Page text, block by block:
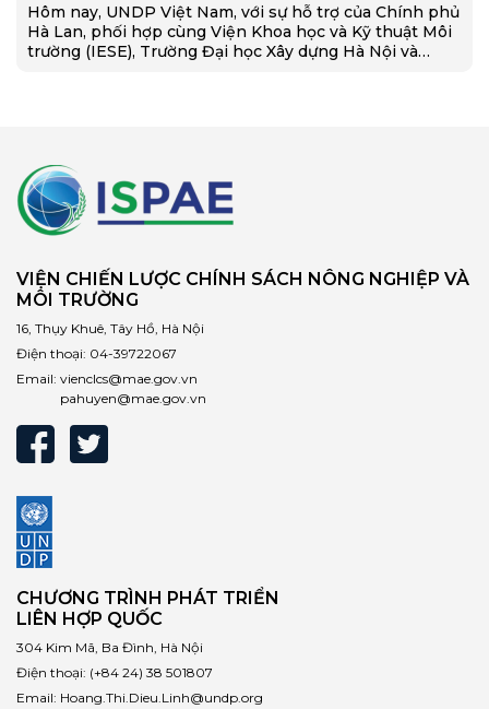
Hôm nay, UNDP Việt Nam, với sự hỗ trợ của Chính phủ
Hà Lan, phối hợp cùng Viện Khoa học và Kỹ thuật Môi
trường (IESE), Trường Đại học Xây dựng Hà Nội và…
VIỆN CHIẾN LƯỢC CHÍNH SÁCH NÔNG NGHIỆP VÀ
MÔI TRƯỜNG
16, Thụy Khuê, Tây Hồ, Hà Nội
Điện thoại: 04-39722067
Email: vienclcs@mae.gov.vn
pahuyen@mae.gov.vn
CHƯƠNG TRÌNH PHÁT TRIỂN
LIÊN HỢP QUỐC
304 Kim Mã, Ba Đình, Hà Nội
Điện thoại: (+84 24) 38 501807
Email: Hoang.Thi.Dieu.Linh@undp.org